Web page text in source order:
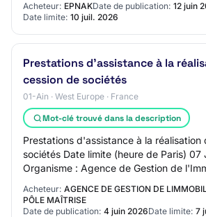
Acheteur: EPNAKDate de publication: 12 juin
Date limite: 10 juil. 2026
Prestations d'assistance à la
cession de sociétés
01-Ain · West Europe · France
Mot-clé trouvé dans la description
Prestations d'assistance à la réalisation
sociétés Date limite (heure de Paris)
Organisme : Agence de Gestion de
Acheteur: AGENCE DE GESTION DE
PÔLE MAÎTRISE
Date de publication: 4 juin 2026Date limite: 7